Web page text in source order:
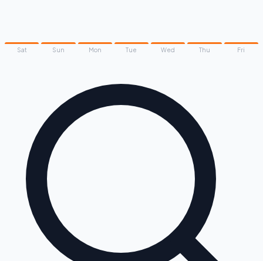
Sat Sun Mon Tue Wed Thu Fri